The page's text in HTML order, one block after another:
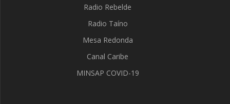
Radio Rebelde
Radio Taíno
Mesa Redonda
Canal Caribe
MINSAP COVID-19